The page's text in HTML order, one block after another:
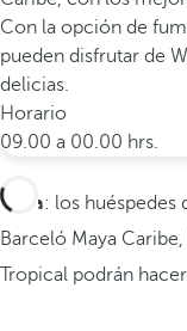
Con la opción de
pueden disfrutar de
delicias.
Horario
09.00 a 00.00 hrs.
Nota: los huéspedes
Barceló Maya
Tropical podrán